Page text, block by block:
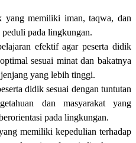
yang memiliki iman, taqwa, dan
pada lingkungan.
efektif agar peserta didik
sesuai minat dan bakatnya
yang lebih tinggi.
didik sesuai dengan tuntutan
dan masyarakat yang
pada lingkungan.
memiliki kepedulian terhadap